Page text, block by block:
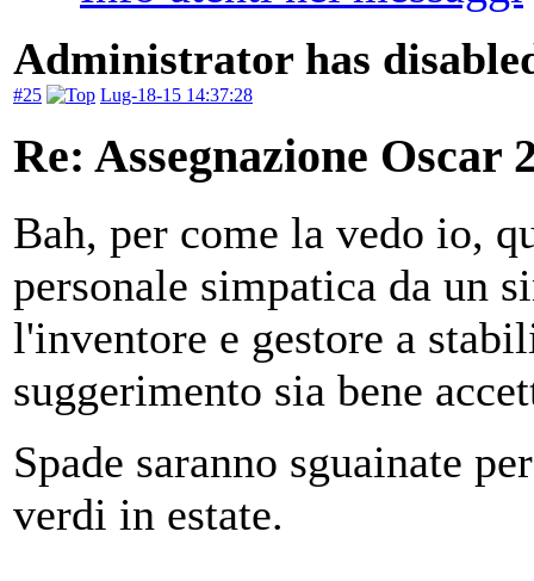
Administrator has
#25 Lug-18-15 14:37:28
Re: Assegnazione Oscar
Bah, per come la vedo io,
personale simpatica da un
l'inventore e gestore a
suggerimento sia bene
Spade saranno sguainate
verdi in estate.